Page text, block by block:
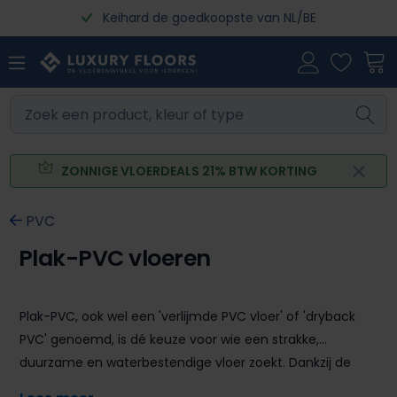
Ga naar de hoofdinhoudKeihard de goedkoopste van NL/BE
ZONNIGE VLOERDEALS 21% BTW KORTING
PVC
Plak-PVC vloeren
Plak-PVC, ook wel een 'verlijmde PVC vloer' of 'dryback
PVC' genoemd, is dé keuze voor wie een strakke,
duurzame en waterbestendige vloer zoekt. Dankzij de